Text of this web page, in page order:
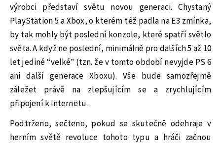
výrobci představí světu novou generaci. Chystaný
PlayStation 5 a Xbox, o kterém též padla na E3 zmínka,
by tak mohly být poslední konzole, které spatří světlo
světa. A když ne poslední, minimálně pro dalších 5 až 10
let jediné “velké” (tzn. že v tomto období nevyjde PS 6
ani další generace Xboxu). Vše bude samozřejmě
záležet právě na zlepšujícím se a zrychlujícím
připojení k internetu.
Podtrženo, sečteno, pokud se skutečně odehraje v
herním světě revoluce tohoto typu a hráči začnou